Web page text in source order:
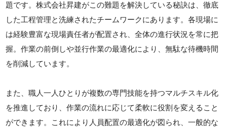
題です。株式会社昇建がこの難題を解決している秘訣は、徹底
した工程管理と洗練されたチームワークにあります。各現場に
は経験豊富な現場責任者が配置され、全体の進行状況を常に把
握。作業の前倒しや並行作業の最適化により、無駄な待機時間
を削減しています。
また、職人一人ひとりが複数の専門技能を持つマルチスキル化
を推進しており、作業の流れに応じて柔軟に役割を変えること
ができます。これにより人員配置の最適化が図られ、一般的な